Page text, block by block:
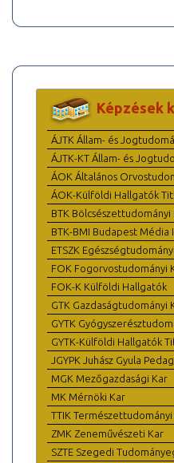
Képzések
ÁJTK Állam- és
ÁJTK-KT Állam- és
ÁOK Általános
ÁOK-Külföldi Hallgatók
BTK Bölcsészettudományi
BTK-BMI Budapest Média
ETSZK
FOK Fogorvostudományi
FOK-K Külföldi Hallgatók
GTK Gazdaságtudományi
GYTK
GYTK-Külföldi Hallgatók
JGYPK Juhász Gyula
MGK Mezőgazdasági Kar
MK Mérnöki Kar
TTIK
ZMK Zeneművészeti Kar
SZTE Szegedi